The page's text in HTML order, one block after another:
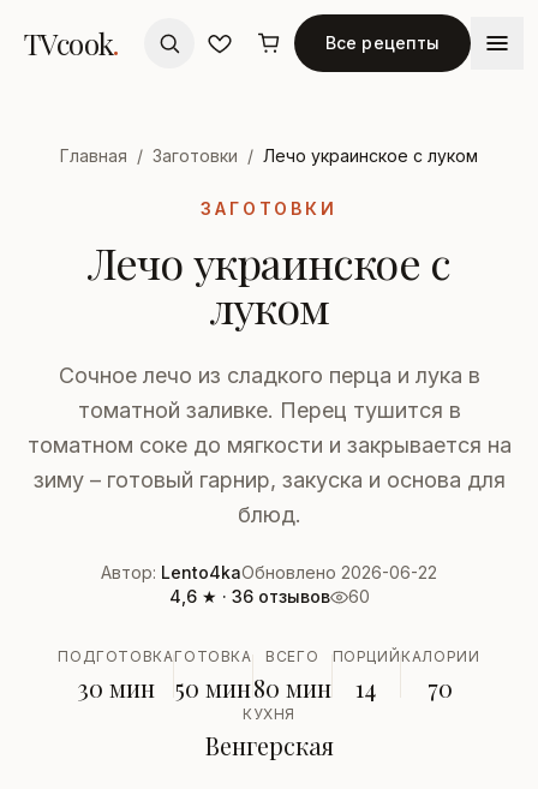
TVcook. Все рецепты
Главная / Заготовки / Лечо украинское с луком
ЗАГОТОВКИ
Лечо украинское с
луком
Сочное лечо из сладкого перца и лука в
томатной заливке. Перец тушится в
томатном соке до мягкости и закрывается на
зиму – готовый гарнир, закуска и основа для
блюд.
Автор: Lento4kaОбновлено 2026-06-22
4,6 ★ · 36 отзывов
60
ПОДГОТОВКА
30 мин
ГОТОВКА
50 мин
ВСЕГО
80 мин
ПОРЦИЙ
14
КАЛОРИИ
70
КУХНЯ
Венгерская